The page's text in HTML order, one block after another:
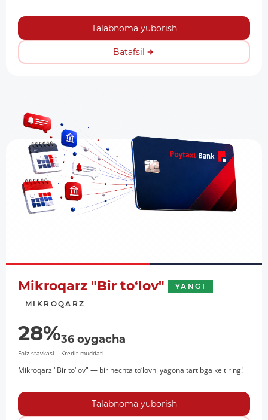
Talabnoma yuborish
Batafsil
Mikroqarz "Bir to‘lov"
YANGI
MIKROQARZ
28%
Foiz stavkasi
36 oygacha
Kredit muddati
Mikroqarz "Bir to‘lov" — bir nechta to‘lovni yagona tartibga keltiring!
Talabnoma yuborish